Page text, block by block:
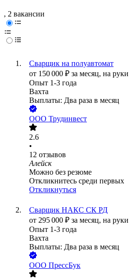
, 2 вакансии
Сварщик на полуавтомат
от 150 000 ₽ за месяц, на руки
Опыт 1-3 года
Вахта
Выплаты: Два раза в месяц
ООО Трудинвест
2.6
•
12 отзывов
Алейск
Можно без резюме
Откликнитесь среди первых
Откликнуться
Сварщик НАКС СК РД
от 295 000 ₽ за месяц, на руки
Опыт 1-3 года
Вахта
Выплаты: Два раза в месяц
ООО ПрессБук